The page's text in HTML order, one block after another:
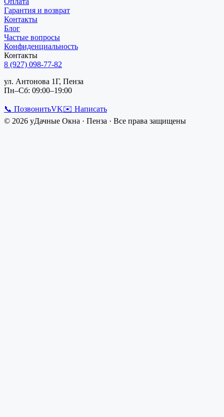
Гарантия и возврат
Контакты
Блог
Частые вопросы
Конфиденциальность
Контакты
8 (927) 098-77-82
ул. Антонова 1Г, Пенза
Пн–Сб: 09:00–19:00
📞 ПозвонитьVK✉️ Написать
© 2026 уДачные Окна · Пенза · Все права защищены